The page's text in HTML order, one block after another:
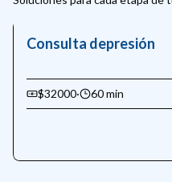
Consulta depresión
$32000· 60 min